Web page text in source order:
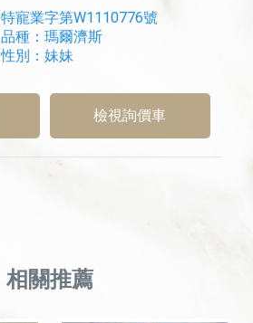
特寵業字第W1110776號
品種：瑪爾濟斯
性別：妹妹
檢視詢價車